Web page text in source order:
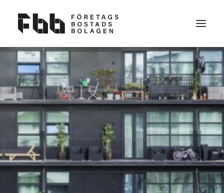
OM OSS
VAD VI VILL
KONTAKT
BLI MEDLEM
NYHETER
FAQ
VAD ÄR EN FÖRETAGSBOSTAD?
PARTNERS TILL FBB